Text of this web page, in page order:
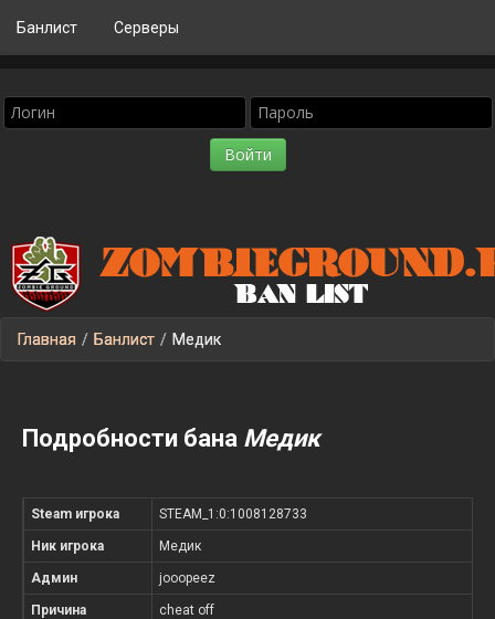
Банлист Серверы
Главная / Банлист / Медик
Подробности бана Медик
Steam игрока STEAM_1:0:1008128733
Ник игрока Медик
Админ jooopeez
Причина cheat off